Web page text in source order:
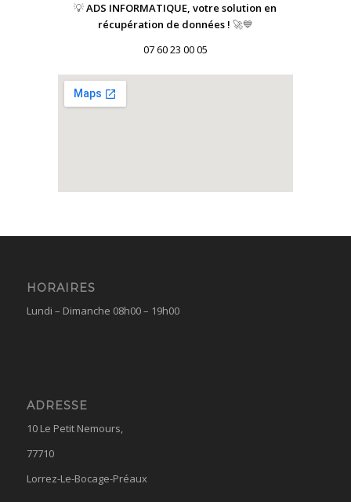
💡ADS INFORMATIQUE, votre solution en
récupération de données ! 🚀💙
07 60 23 00 05
HORAIRES
Lundi – Dimanche 08h00 – 19h00
ADRESSE
10 Le Petit Nemours,
77710
Lorrez-Le-Bocage-Préaux